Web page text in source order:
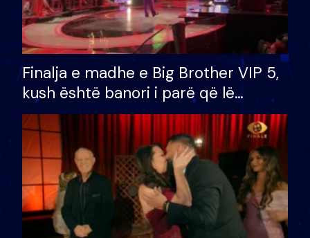
Finalja e madhe e Big Brother VIP 5,
kush është banori i parë që lë
shtëpinë dhe humb mundësinë për
të fituar çmimin e madh